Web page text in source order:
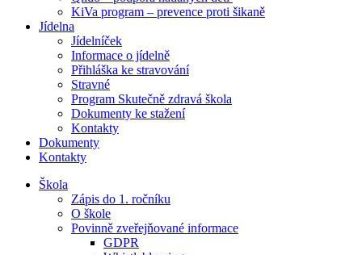
KiVa program – prevence proti šikaně
Jídelna
Jídelníček
Informace o jídelně
Přihláška ke stravování
Stravné
Program Skutečně zdravá škola
Dokumenty ke stažení
Kontakty
Dokumenty
Kontakty
Škola
Zápis do 1. ročníku
O škole
Povinně zveřejňované informace
GDPR